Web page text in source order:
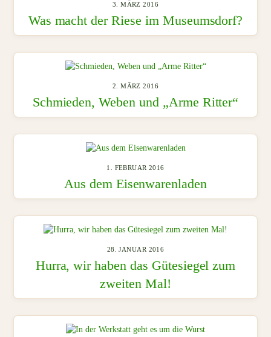
3. MÄRZ 2016
Was macht der Riese im Museumsdorf?
2. MÄRZ 2016
Schmieden, Weben und „Arme Ritter“
1. FEBRUAR 2016
Aus dem Eisenwarenladen
28. JANUAR 2016
Hurra, wir haben das Gütesiegel zum
zweiten Mal!